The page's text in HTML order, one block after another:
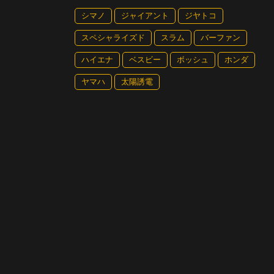
シマノ ジャイアント ジヤトコ
スペシャライズド スラム バーファン
ハイエナ ベスビー ボッシュ ホンダ
ヤマハ 太陽誘電